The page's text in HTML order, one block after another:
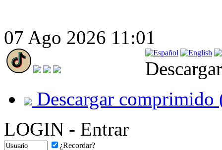
07 Ago 2026 11:01
Descargar comprimido
LOGIN - Entrar
¿Recordar?